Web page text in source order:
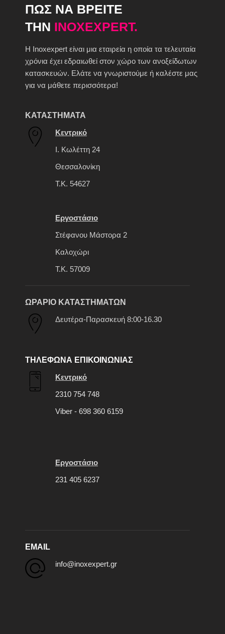
ΠΩΣ ΝΑ ΒΡΕΙΤΕ
ΤΗΝ INOXEXPERT.
H Inoxexpert είναι μια εταιρεία η οποία τα τελευταία
χρόνια έχει εδραιωθεί στον χώρο των ανοξείδωτων
κατασκευών. Ελάτε να γνωριστούμε ή καλέστε μας
για να μάθετε περισσότερα!
ΚΑΤΑΣΤΗΜΑΤΑ
Κεντρικό
Ι. Κωλέττη 24
Θεσσαλονίκη
Τ.Κ. 54627
Εργοστάσιο
Στέφανου Μάστορα 2
Καλοχώρι
Τ.Κ. 57009
ΩΡΑΡΙΟ ΚΑΤΑΣΤΗΜΑΤΩΝ
Δευτέρα-Παρασκευή 8:00-16.30
ΤΗΛΕΦΩΝΑ ΕΠΙΚΟΙΝΩΝΙΑΣ
Κεντρικό
2310 754 748
Viber - 698 360 6159
Εργοστάσιο
231 405 6237
EMAIL
info@inoxexpert.gr